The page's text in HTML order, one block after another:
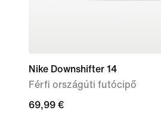
Nike Downshifter 14
Férfi országúti futócipő
69,99
69,99 €